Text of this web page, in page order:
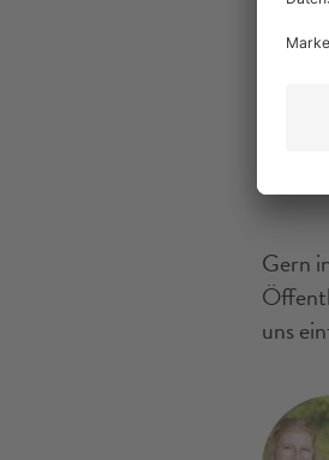
Gern
uns